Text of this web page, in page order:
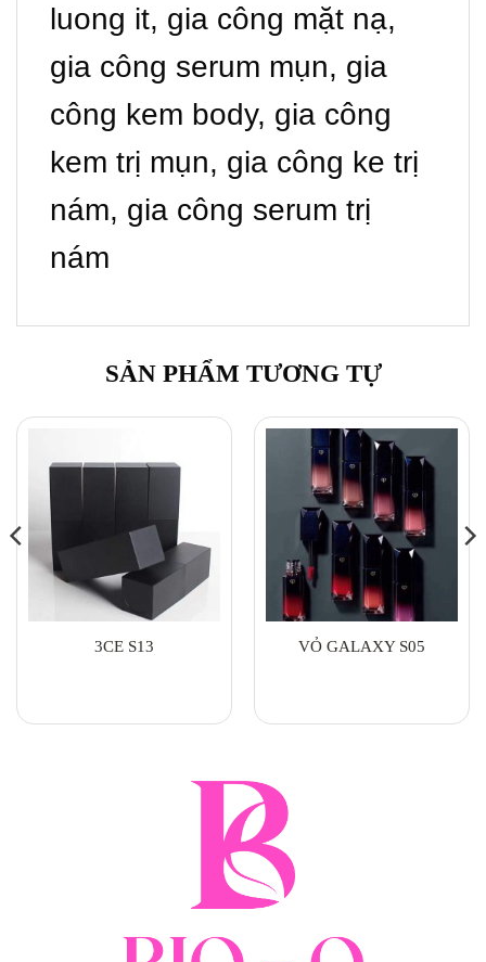
luong it, gia công mặt nạ,
gia công serum mụn, gia
công kem body, gia công
kem trị mụn, gia công ke trị
nám, gia công serum trị
nám
SẢN PHẨM TƯƠNG TỰ
3CE S13 VỎ GALAXY S05